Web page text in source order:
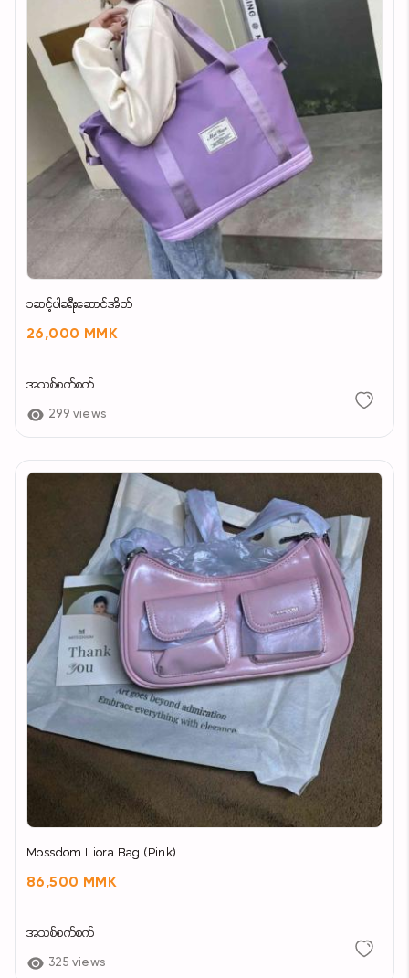
၁ဆင့်ပါခရီးဆောင်အိတ်
26,000 MMK
အသစ်စက်စက်
299 views
Mossdom Liora Bag (Pink)
86,500 MMK
အသစ်စက်စက်
325 views